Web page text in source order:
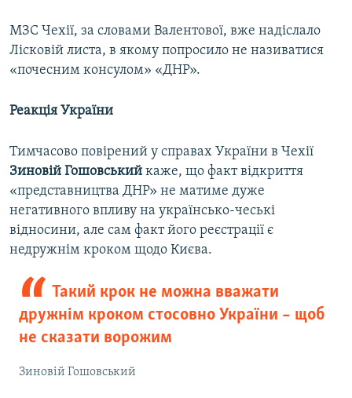
МЗС Чехії, за словами Валентової, вже надіслало
Лісковій листа, в якому попросило не називатися
«почесним консулом» «ДНР».
Реакція України
Тимчасово повірений у справах України в Чехії
Зиновій Гошовський каже, що факт відкриття
«представництва ДНР» не матиме дуже
негативного впливу на українсько-чеські
відносини, але сам факт його реєстрації є
недружнім кроком щодо Києва.
Такий крок не можна вважати
дружнім кроком стосовно України – щоб
не сказати ворожим
Зиновій Гошовський